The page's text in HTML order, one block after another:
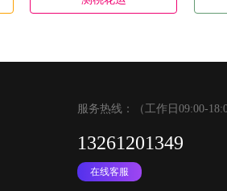
服务热线：（工作日09:00-
13261201349
在线客服